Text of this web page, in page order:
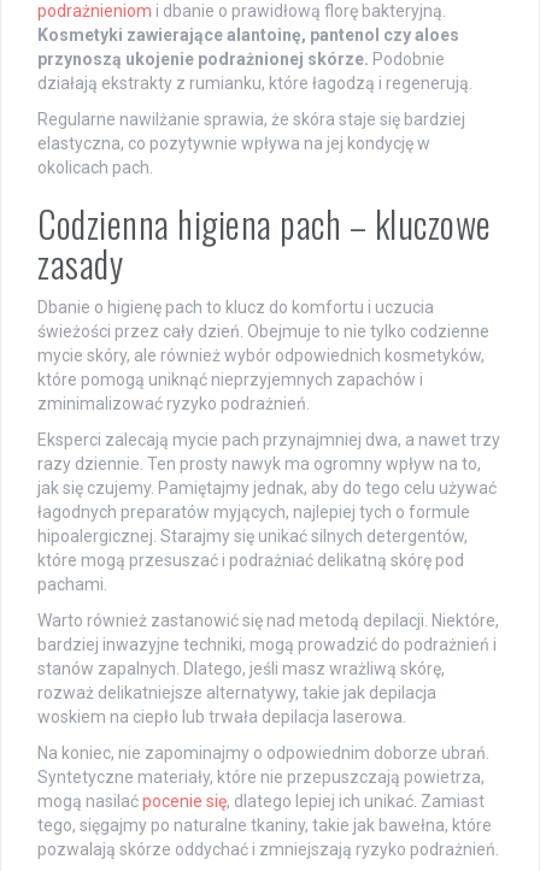
podrażnieniom i dbanie o prawidłową florę bakteryjną.
Kosmetyki zawierające alantoinę, pantenol czy aloes
przynoszą ukojenie podrażnionej skórze. Podobnie
działają ekstrakty z rumianku, które łagodzą i regenerują.
Regularne nawilżanie sprawia, że skóra staje się bardziej
elastyczna, co pozytywnie wpływa na jej kondycję w
okolicach pach.
Codzienna higiena pach – kluczowe
zasady
Dbanie o higienę pach to klucz do komfortu i uczucia
świeżości przez cały dzień. Obejmuje to nie tylko codzienne
mycie skóry, ale również wybór odpowiednich kosmetyków,
które pomogą uniknąć nieprzyjemnych zapachów i
zminimalizować ryzyko podrażnień.
Eksperci zalecają mycie pach przynajmniej dwa, a nawet trzy
razy dziennie. Ten prosty nawyk ma ogromny wpływ na to,
jak się czujemy. Pamiętajmy jednak, aby do tego celu używać
łagodnych preparatów myjących, najlepiej tych o formule
hipoalergicznej. Starajmy się unikać silnych detergentów,
które mogą przesuszać i podrażniać delikatną skórę pod
pachami.
Warto również zastanowić się nad metodą depilacji. Niektóre,
bardziej inwazyjne techniki, mogą prowadzić do podrażnień i
stanów zapalnych. Dlatego, jeśli masz wrażliwą skórę,
rozważ delikatniejsze alternatywy, takie jak depilacja
woskiem na ciepło lub trwała depilacja laserowa.
Na koniec, nie zapominajmy o odpowiednim doborze ubrań.
Syntetyczne materiały, które nie przepuszczają powietrza,
mogą nasilaćpocenie się, dlatego lepiej ich unikać. Zamiast
tego, sięgajmy po naturalne tkaniny, takie jak bawełna, które
pozwalają skórze oddychać i zmniejszają ryzyko podrażnień.